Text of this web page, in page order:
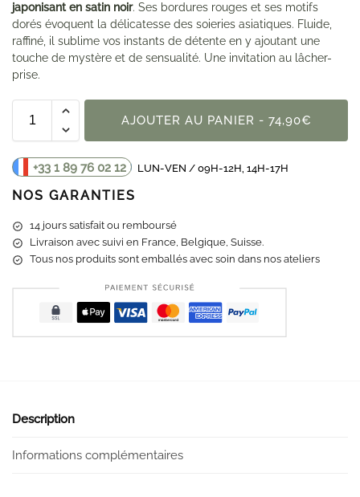
japonisant en satin noir. Ses bordures rouges et ses motifs
dorés évoquent la délicatesse des soieries asiatiques. Fluide,
raffiné, il sublime vos instants de détente en y ajoutant une
touche de mystère et de sensualité. Une invitation au lâcher-
prise.
AJOUTER AU PANIER - 74,90€
+33 1 89 76 02 12 LUN-VEN / 09H-12H, 14H-17H
NOS GARANTIES
14 jours satisfait ou remboursé
Livraison avec suivi en France, Belgique, Suisse.
Tous nos produits sont emballés avec soin dans nos ateliers
Description
Informations complémentaires